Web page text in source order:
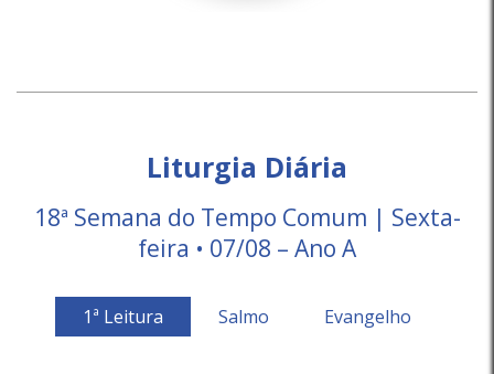
Liturgia Diária
18ª Semana do Tempo Comum | Sexta-
feira • 07/08 – Ano A
1ª Leitura Salmo Evangelho